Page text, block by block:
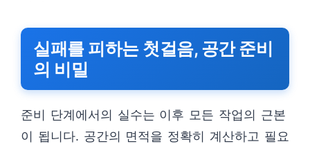
실패를 피하는 첫걸음, 공간 준비
의 비밀
준비 단계에서의 실수는 이후 모든 작업의 근본
이 됩니다. 공간의 면적을 정확히 계산하고 필요